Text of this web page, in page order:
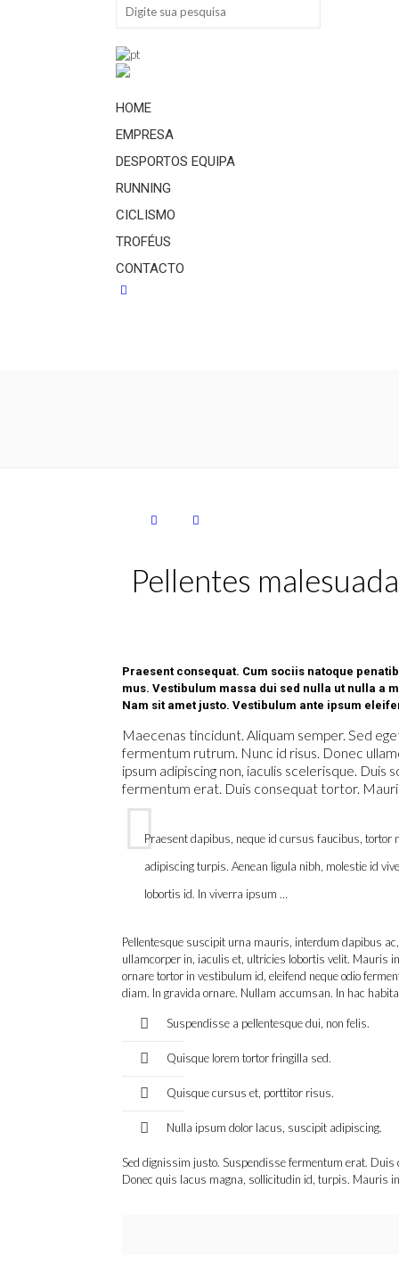
HOME
EMPRESA
DESPORTOS EQUIPA
RUNNING
CICLISMO
TROFÉUS
CONTACTO
Pellentes
Praesent consequat. Cum sociis natoque
mus. Vestibulum massa dui sed nulla ut nulla a
Nam sit amet justo. Vestibulum ante ipsum
Maecenas tincidunt. Aliquam semper. Sed
fermentum rutrum. Nunc id risus. Donec
ipsum adipiscing non, iaculis scelerisque. Duis
fermentum erat. Duis consequat tortor.
Praesent dapibus, neque id cursus faucibus, tortor
adipiscing turpis. Aenean ligula nibh, molestie id
lobortis id. In viverra ipsum …
Pellentesque suscipit urna mauris, interdum dapibus
ullamcorper in, iaculis et, ultricies lobortis velit. Mauris
ornare tortor in vestibulum id, eleifend neque odio
diam. In gravida ornare. Nullam accumsan. In hac
Suspendisse a pellentesque dui, non felis.
Quisque lorem tortor fringilla sed.
Quisque cursus et, porttitor risus.
Nulla ipsum dolor lacus, suscipit adipiscing.
Sed dignissim justo. Suspendisse fermentum erat.
Donec quis lacus magna, sollicitudin id, turpis. Mauris